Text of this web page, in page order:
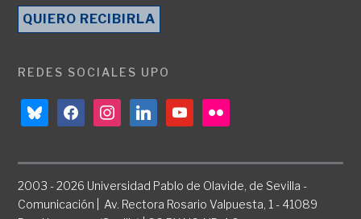
REDES SOCIALES UPO
blueskyfacebookinstagramlinkedinyoutubeflickr
2003 - 2026 Universidad Pablo de Olavide, de Sevilla -
Comunicación | Av. Rectora Rosario Valpuesta, 1 - 41089